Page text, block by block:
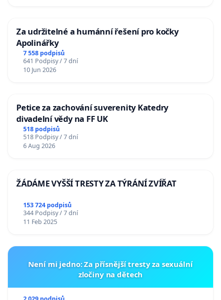
Za udržitelné a humánní řešení pro kočky
Apolinářky
7 558 podpisů
641 Podpisy / 7 dní
10 Jun 2026
Petice za zachování suverenity Katedry
divadelní vědy na FF UK
518 podpisů
518 Podpisy / 7 dní
6 Aug 2026
ŽÁDÁME VYŠŠÍ TRESTY ZA TÝRÁNÍ ZVÍŘAT
153 724 podpisů
344 Podpisy / 7 dní
11 Feb 2025
Není mi jedno: Za přísnější tresty za sexuální
zločiny na dětech